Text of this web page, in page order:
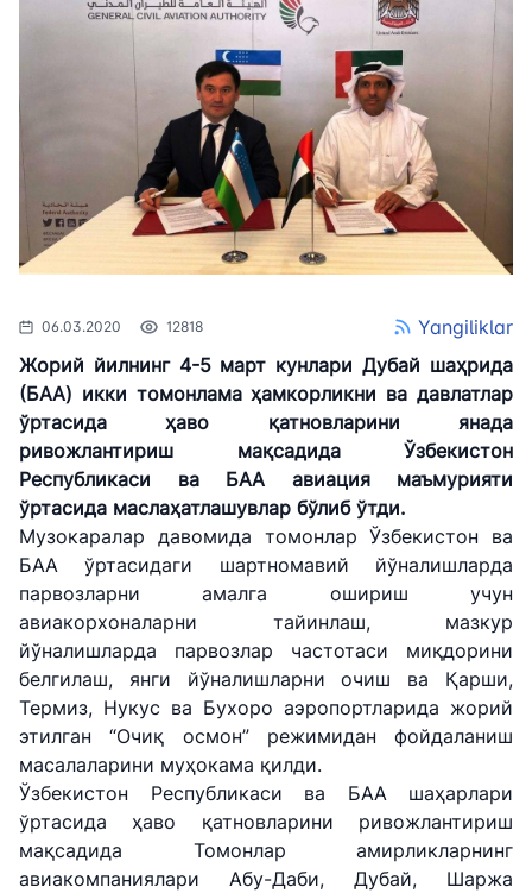
06.03.2020 12818
Yangiliklar
Жорий йилнинг 4-5 март кунлари Дубай шаҳрида
(БAA) икки томонлама ҳамкорликни ва давлатлар
ўртасида ҳаво қатновларини янада
ривожлантириш мақсадида Ўзбекистон
Республикаси ва БAA авиация маъмурияти
ўртасида маслаҳатлашувлар бўлиб ўтди.
Музокаралар давомида томонлар Ўзбекистон ва
БAA ўртасидаги шартномавий йўналишларда
парвозларни амалга ошириш учун
авиакорхоналарни тайинлаш, мазкур
йўналишларда парвозлар частотаси миқдорини
белгилаш, янги йўналишларни очиш ва Қарши,
Термиз, Нукус ва Бухоро аэропортларида жорий
этилган “Очиқ осмон” режимидан фойдаланиш
масалаларини муҳокама қилди.
Ўзбекистон Республикаси ва БAA шаҳарлари
ўртасида ҳаво қатновларини ривожлантириш
мақсадида Томонлар амирликларнинг
авиакомпаниялари Aбу-Даби, Дубай, Шаржа